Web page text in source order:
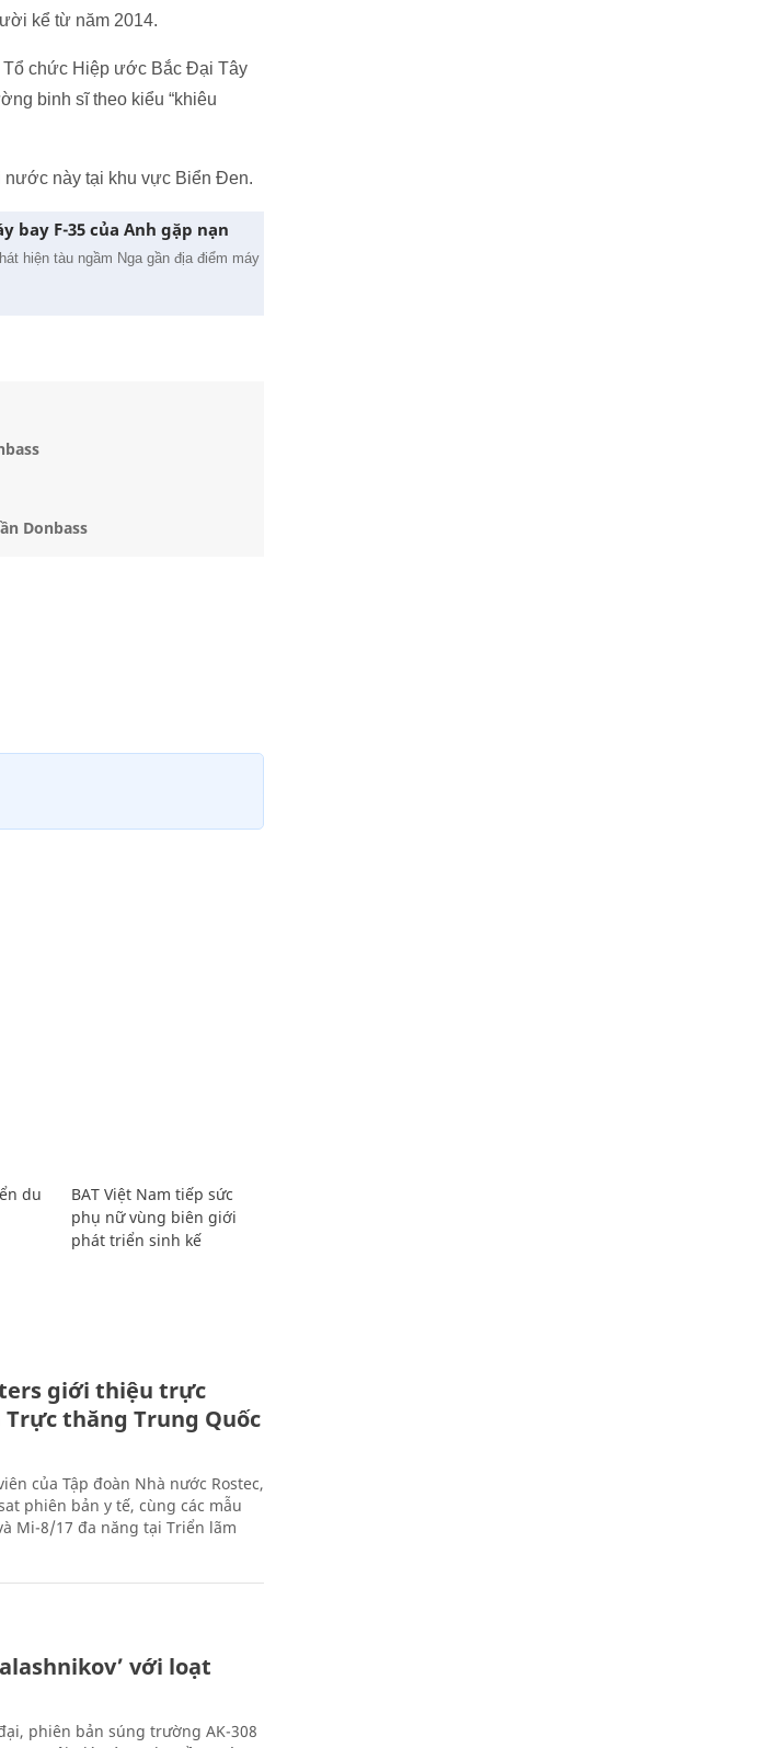
kể từ năm 2014.
Tổ chức Hiệp ước Bắc Đại Tây
binh sĩ theo kiểu “khiêu
nước này tại khu vực Biển Đen.
bay F-35 của Anh gặp nạn
hiện tàu ngầm Nga gần địa điểm máy
Donbass
du
BAT Việt Nam tiếp sức
phụ nữ vùng biên giới
phát triển sinh kế
giới thiệu trực
thăng Trung Quốc
của Tập đoàn Nhà nước Rostec,
phiên bản y tế, cùng các mẫu
Mi-8/17 đa năng tại Triển lãm
với loạt
phiên bản súng trường AK-308